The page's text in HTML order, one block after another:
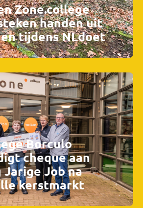
Zone.college
handen uit
tijdens NLdoet
Borculo
cheque aan
Job na
kerstmarkt